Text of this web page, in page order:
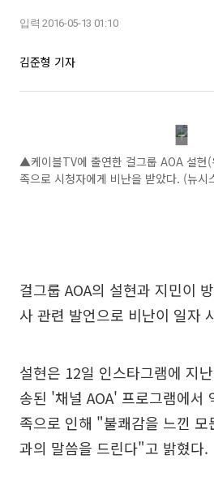
입력 2016-05-13 01:10
김준형 기자
▲케이블TV에 출연한 걸그룹 AOA 설현
족으로 시청자에게 비난을 받았다. (뉴시
걸그룹 AOA의 설현과 지민이
사 관련 발언으로 비난이 일자
설현은 12일 인스타그램에 지
송된 '채널 AOA' 프로그램에서
족으로 인해 "불쾌감을 느낀
과의 말씀을 드린다"고 밝혔다.